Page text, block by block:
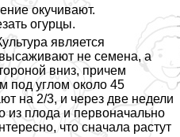
окучивают.
огурцы.
является
не семена, а
вниз, причем
под углом около 45
на 2/3, и через две недели
из плода и первоначально
что сначала растут